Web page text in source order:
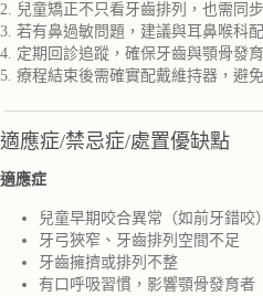
2. 兒童矯正不只看牙齒排列，也需同
3. 若有鼻過敏問題，建議與耳鼻喉科
4. 定期回診追蹤，確保牙齒與顎骨發
5. 療程結束後需確實配戴維持器，避
適應症/禁忌症/處置優缺點
適應症
兒童早期咬合異常（如前牙錯咬）
牙弓狹窄、牙齒排列空間不足
牙齒擁擠或排列不整
有口呼吸習慣，影響顎骨發育者